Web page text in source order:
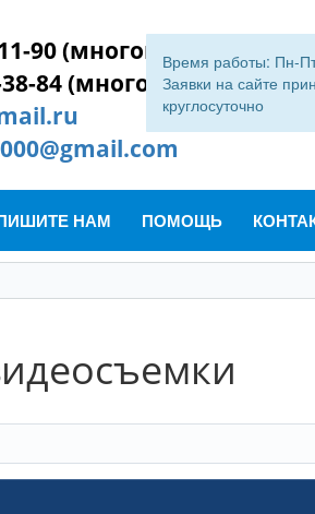
90 (многокан.)
38-84 (многокан.)
Время работы: Пн-
Заявки на сайте
круглосуточно
НАМ ПОМОЩЬ